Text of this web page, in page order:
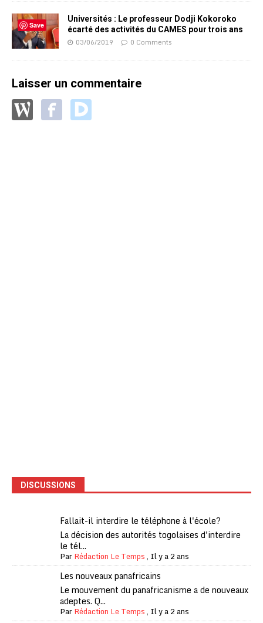
Universités : Le professeur Dodji Kokoroko
écarté des activités du CAMES pour trois ans
03/06/2019 0 Comments
Laisser un commentaire
DISCUSSIONS
Fallait-il interdire le téléphone à l'école?
La décision des autorités togolaises d'interdire
le tél...
ParRédaction Le Temps, Il y a 2 ans
Les nouveaux panafricains
Le mouvement du panafricanisme a de nouveaux
adeptes. Q...
ParRédaction Le Temps, Il y a 2 ans
Save